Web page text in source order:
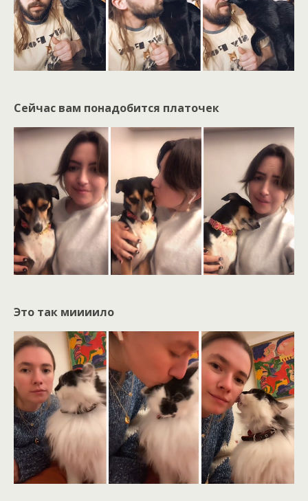
Сейчас вам понадобится платочек
Это так миииило